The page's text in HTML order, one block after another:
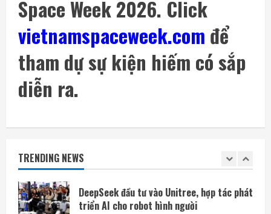
Space Week 2026. Click
vietnamspaceweek.com để
tham dự sự kiện hiếm có sắp
diễn ra.
TRENDING NEWS
5
tranh với Anthropic và OpenAI
7 Tháng 8 2026, 08:18
1
SoftBank không chỉ đầu tư vào AI mà còn
lãi lớn nhờ mua cổ phần Intel
2
DeepSeek đầu tư vào Unitree, hợp tác phát
SpaceX và Tesla đầu tư 16,8 tỷ USD xây
nhà máy chip AI tại Texas